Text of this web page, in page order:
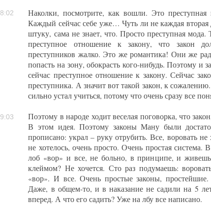
Наколки, посмотрите, как вошли. Это преступная
Каждый сейчас себе уже… Чуть ли не каждая вторая
штуку, сама не знает, что. Просто преступная мода.
преступное отношение к закону, что закон
преступников жалко. Это же романтика! Они же
попасть на зону, обокрасть кого-нибудь. Поэтому и
сейчас преступное отношение к закону. Сейчас
преступника. А значит вот такой закон, к
сильно устал учиться, потому что очень сразу все
Поэтому в народе ходит веселая поговорка, что
В этом идея. Поэтому законы Ману были
прописано: украл – руку отрубить. Все, воровать не
не хотелось, очень просто. Очень простая система.
лоб «вор» и все, не больно, в принципе, и
клеймом? Не хочется. Сто раз подумаешь:
«вор». И все. Очень простые законы,
Даже, в общем-то, и в наказание не садили на 5
вперед. А что его садить? Уже на лбу все написано.